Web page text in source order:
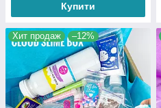
Купити
Хит продаж –12%